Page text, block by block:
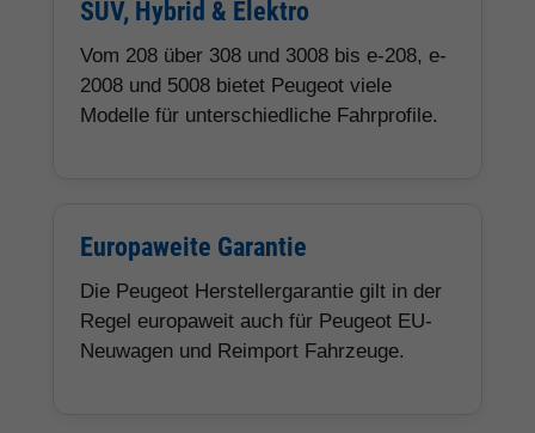
SUV, Hybrid & Elektro
Vom 208 über 308 und 3008 bis e-208, e-
2008 und 5008 bietet Peugeot viele
Modelle für unterschiedliche Fahrprofile.
Europaweite Garantie
Die Peugeot Herstellergarantie gilt in der
Regel europaweit auch für Peugeot EU-
Neuwagen und Reimport Fahrzeuge.